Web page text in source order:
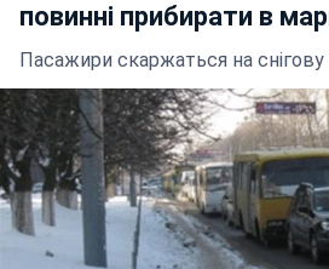
повинні прибирати в
Пасажири скаржаться на